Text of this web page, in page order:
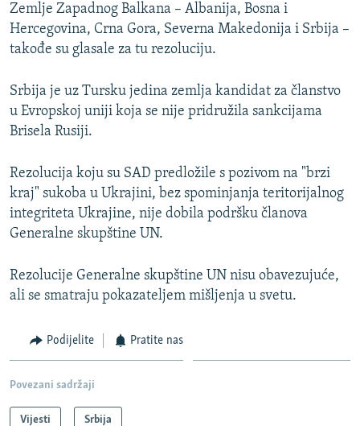
Zemlje Zapadnog Balkana – Albanija, Bosna i
Hercegovina, Crna Gora, Severna Makedonija i Srbija –
takođe su glasale za tu rezoluciju.
Srbija je uz Tursku jedina zemlja kandidat za članstvo
u Evropskoj uniji koja se nije pridružila sankcijama
Brisela Rusiji.
Rezolucija koju su SAD predložile s pozivom na "brzi
kraj" sukoba u Ukrajini, bez spominjanja teritorijalnog
integriteta Ukrajine, nije dobila podršku članova
Generalne skupštine UN.
Rezolucije Generalne skupštine UN nisu obavezujuće,
ali se smatraju pokazateljem mišljenja u svetu.
Podijelite Pratite nas
Povezani sadržaji
Vijesti Srbija